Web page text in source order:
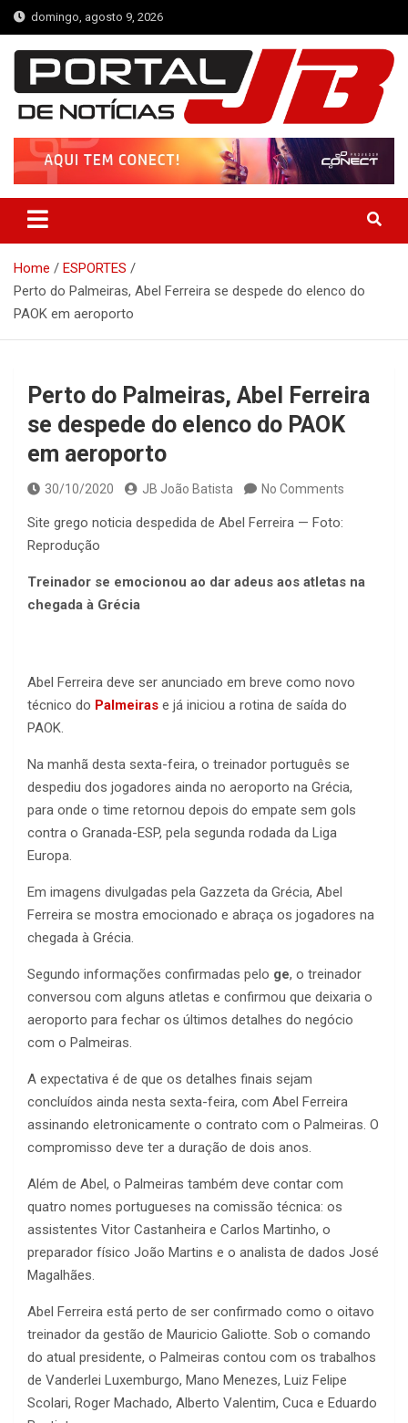
Skip
to
content
domingo, agosto 9, 2026
Portal de Notícias JB
Notícias de Simplício Mendes e Região
Home
ESPORTES
Perto do Palmeiras, Abel Ferreira se despede do elenco do
PAOK em aeroporto
Perto do Palmeiras, Abel Ferreira
se despede do elenco do PAOK
em aeroporto
30/10/2020 JB João Batista No Comments
Site grego noticia despedida de Abel Ferreira — Foto:
Reprodução
Treinador se emocionou ao dar adeus aos atletas na
chegada à Grécia
Abel Ferreira deve ser anunciado em breve como novo
técnico do Palmeiras e já iniciou a rotina de saída do
PAOK.
Na manhã desta sexta-feira, o treinador português se
despediu dos jogadores ainda no aeroporto na Grécia,
para onde o time retornou depois do empate sem gols
contra o Granada-ESP, pela segunda rodada da Liga
Europa.
Em imagens divulgadas pela Gazzeta da Grécia, Abel
Ferreira se mostra emocionado e abraça os jogadores na
chegada à Grécia.
Segundo informações confirmadas pelo ge, o treinador
conversou com alguns atletas e confirmou que deixaria o
aeroporto para fechar os últimos detalhes do negócio
com o Palmeiras.
A expectativa é de que os detalhes finais sejam
concluídos ainda nesta sexta-feira, com Abel Ferreira
assinando eletronicamente o contrato com o Palmeiras. O
compromisso deve ter a duração de dois anos.
Além de Abel, o Palmeiras também deve contar com
quatro nomes portugueses na comissão técnica: os
assistentes Vitor Castanheira e Carlos Martinho, o
preparador físico João Martins e o analista de dados José
Magalhães.
Abel Ferreira está perto de ser confirmado como o oitavo
treinador da gestão de Mauricio Galiotte. Sob o comando
do atual presidente, o Palmeiras contou com os trabalhos
de Vanderlei Luxemburgo, Mano Menezes, Luiz Felipe
Scolari, Roger Machado, Alberto Valentim, Cuca e Eduardo